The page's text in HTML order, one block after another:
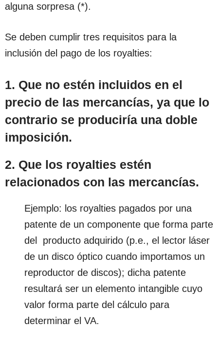
alguna sorpresa (*).
Se deben cumplir tres requisitos para la
inclusión del pago de los royalties:
1. Que no estén incluidos en el
precio de las mercancías, ya que lo
contrario se produciría una doble
imposición.
2. Que los royalties estén
relacionados con las mercancías.
Ejemplo: los royalties pagados por una
patente de un componente que forma parte
del producto adquirido (p.e., el lector láser
de un disco óptico cuando importamos un
reproductor de discos); dicha patente
resultará ser un elemento intangible cuyo
valor forma parte del cálculo para
determinar el VA.